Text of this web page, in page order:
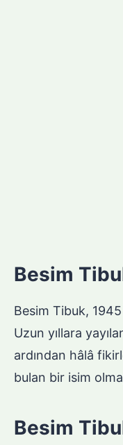
Besim
Besim Tibuk,
Uzun yıllara
ardından hâlâ
bulan bir isim
Besim